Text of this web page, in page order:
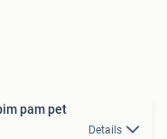
pam pet
Details